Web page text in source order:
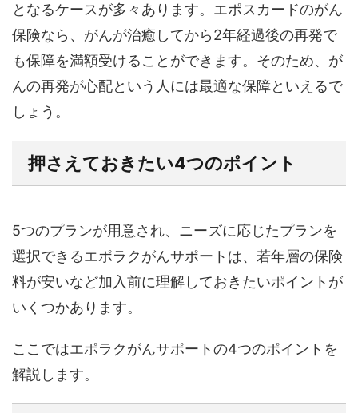
となるケースが多々あります。エポスカードのがん
保険なら、がんが治癒してから2年経過後の再発で
も保障を満額受けることができます。そのため、が
んの再発が心配という人には最適な保障といえるで
しょう。
押さえておきたい4つのポイント
5つのプランが用意され、ニーズに応じたプランを
選択できるエポラクがんサポートは、若年層の保険
料が安いなど加入前に理解しておきたいポイントが
いくつかあります。
ここではエポラクがんサポートの4つのポイントを
解説します。